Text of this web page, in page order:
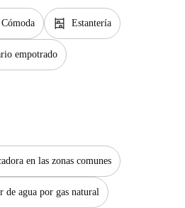
Cómoda shelves Estantería
empotrado
en las zonas comunes
de agua por gas natural